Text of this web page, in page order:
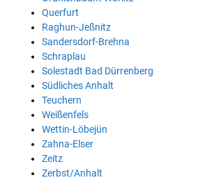
Querfurt
Raghun-Jeßnitz
Sandersdorf-Brehna
Schraplau
Solestadt Bad Dürrenberg
Südliches Anhalt
Teuchern
Weißenfels
Wettin-Löbejün
Zahna-Elser
Zeitz
Zerbst/Anhalt